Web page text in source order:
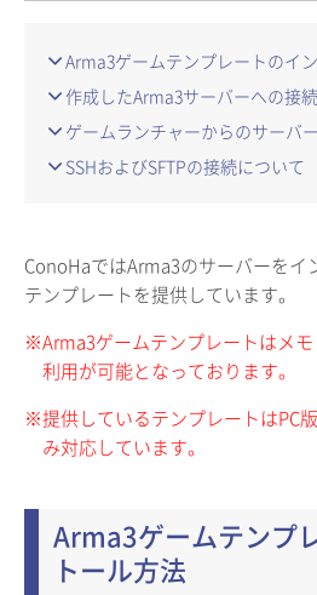
Arma3ゲームテンプレートのイ
作成したArma3サーバーへの接
ゲームランチャーからのサーバ
SSHおよびSFTPの接続について
ConoHaではArma3のサーバーをイ
テンプレートを提供しています。
※Arma3ゲームテンプレートはメ
利用が可能となっております。
※提供しているテンプレートはPC
み対応しています。
Arma3ゲームテンプ
トール方法